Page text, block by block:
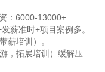
：6000-13000+
薪准时+项目案例多。
薪培训）。
，拓展培训）缓解压